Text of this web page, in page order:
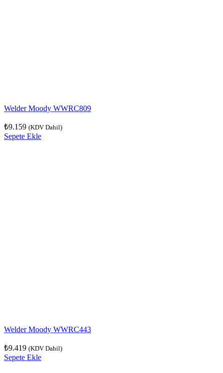
Welder Moody WWRC809
₺9.159 (KDV Dahil)
Sepete Ekle
Welder Moody WWRC443
₺9.419 (KDV Dahil)
Sepete Ekle